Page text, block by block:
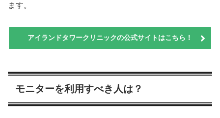
ます。
アイランドタワークリニックの公式サイトはこちら！
モニターを利用すべき人は？